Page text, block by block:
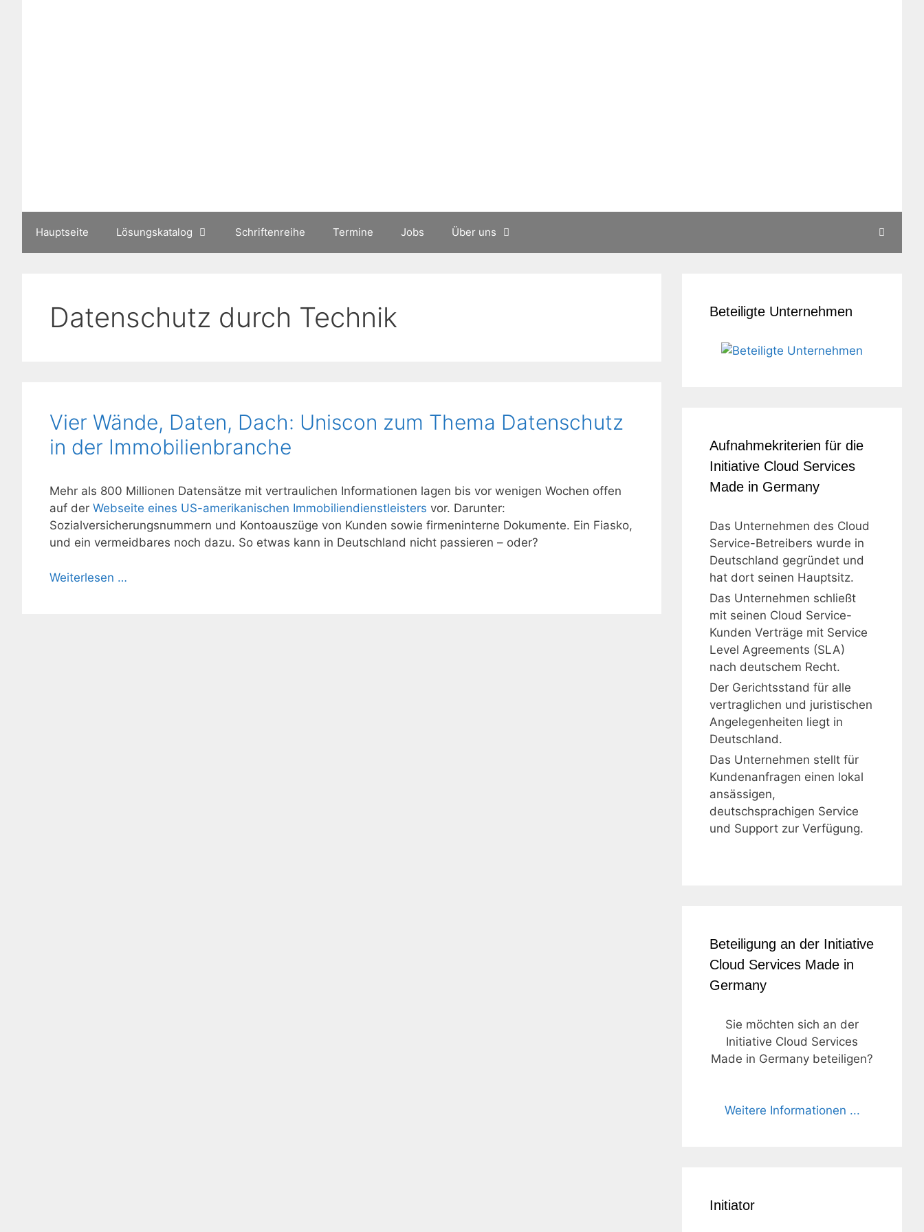
Hauptseite Lösungskatalog Schriftenreihe Termine Jobs Über uns
Datenschutz durch Technik
Vier Wände, Daten, Dach: Uniscon zum Thema Datenschutz
in der Immobilienbranche
Mehr als 800 Millionen Datensätze mit vertraulichen Informationen lagen bis vor wenigen Wochen offen
auf der Webseite eines US-amerikanischen Immobiliendienstleisters vor. Darunter:
Sozialversicherungsnummern und Kontoauszüge von Kunden sowie firmeninterne Dokumente. Ein Fiasko,
und ein vermeidbares noch dazu. So etwas kann in Deutschland nicht passieren – oder?
Weiterlesen …
Beteiligte Unternehmen
Aufnahmekriterien für die
Initiative Cloud Services
Made in Germany
Das Unternehmen des Cloud
Service-Betreibers wurde in
Deutschland gegründet und
hat dort seinen Hauptsitz.
Das Unternehmen schließt
mit seinen Cloud Service-
Kunden Verträge mit Service
Level Agreements (SLA)
nach deutschem Recht.
Der Gerichtsstand für alle
vertraglichen und juristischen
Angelegenheiten liegt in
Deutschland.
Das Unternehmen stellt für
Kundenanfragen einen lokal
ansässigen,
deutschsprachigen Service
und Support zur Verfügung.
Beteiligung an der Initiative
Cloud Services Made in
Germany
Sie möchten sich an der
Initiative Cloud Services
Made in Germany beteiligen?
Weitere Informationen ...
Initiator